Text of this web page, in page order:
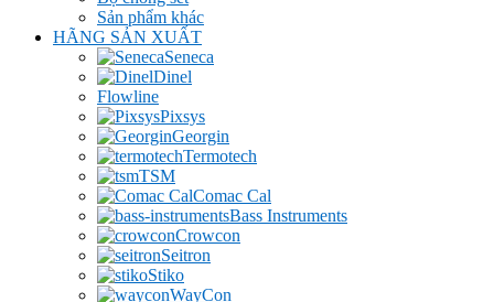
Sản phẩm khác
HÃNG SẢN XUẤT
Seneca
Dinel
Flowline
Pixsys
Georgin
Termotech
TSM
Comac Cal
Bass Instruments
Crowcon
Seitron
Stiko
WayCon